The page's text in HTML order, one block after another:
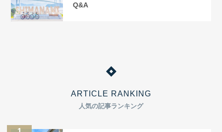
Q&A
ARTICLE RANKING
人気の記事ランキング